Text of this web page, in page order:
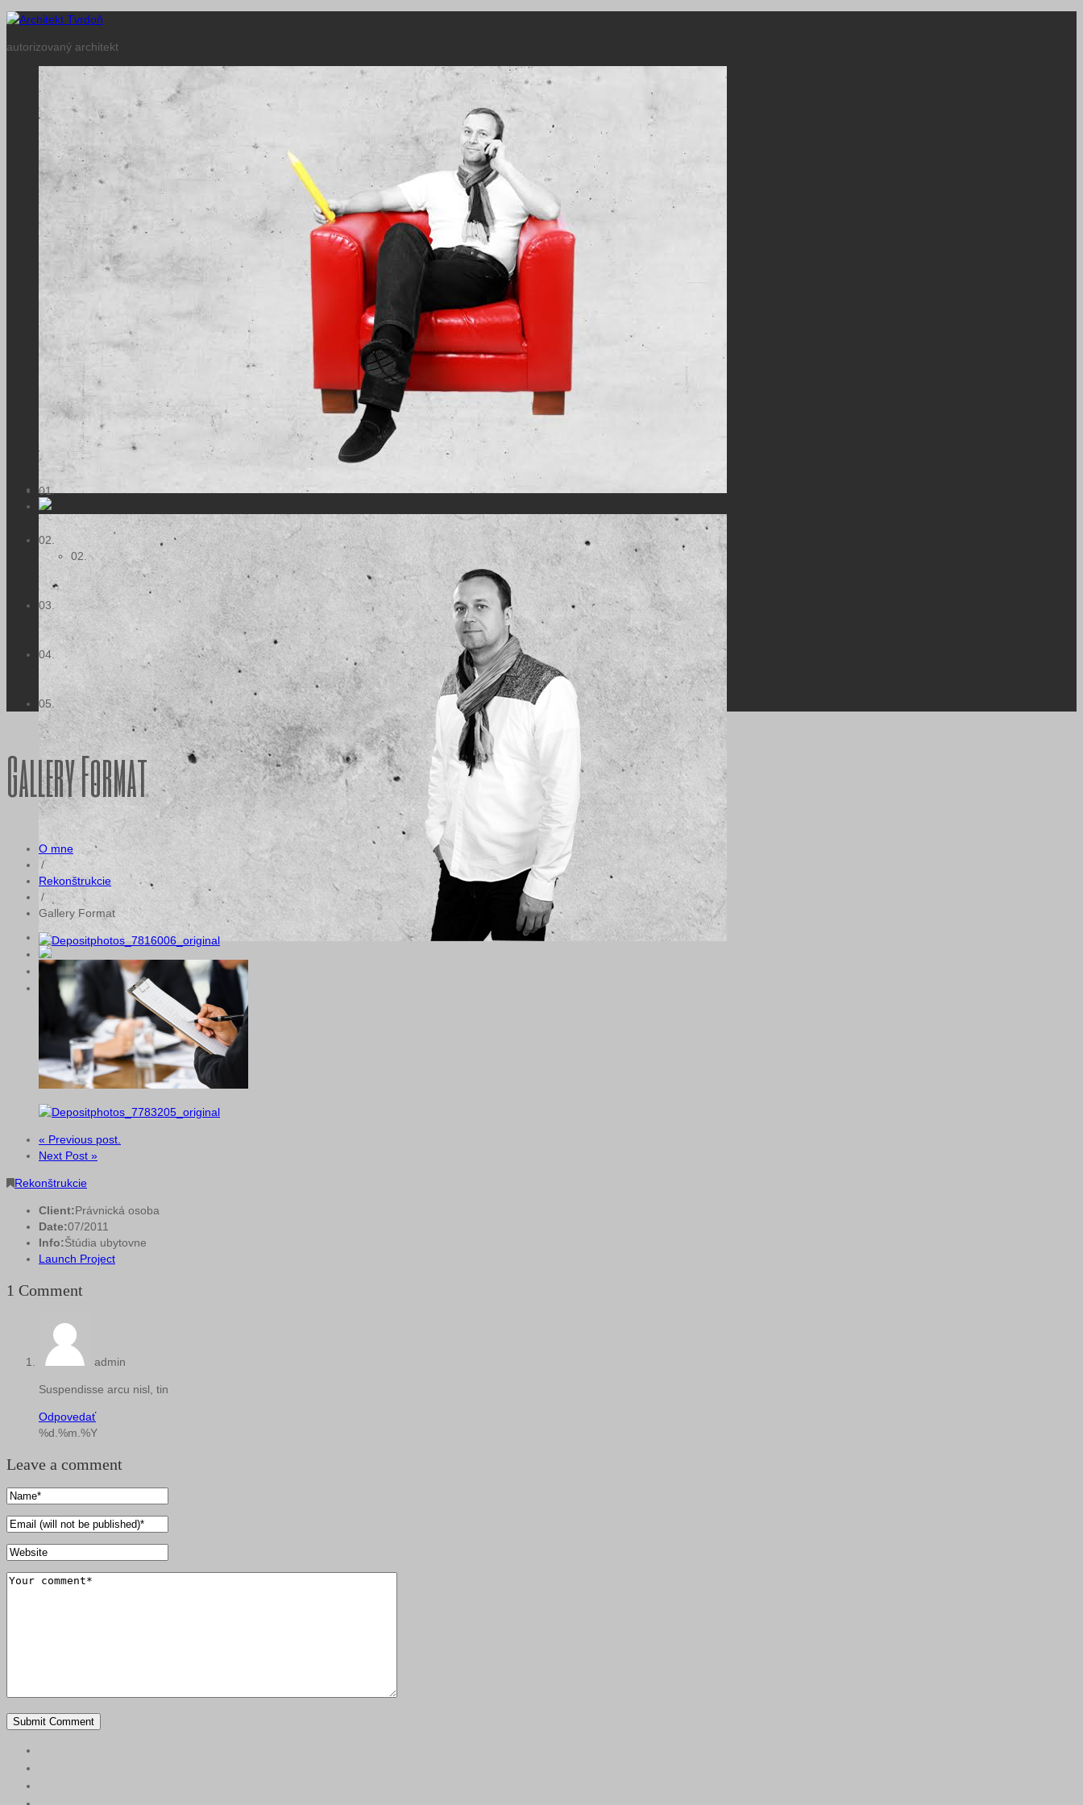
autorizovaný architekt
01.
02.
02.
03.
04.
05.
Gallery Format
O mne
/
Rekonštrukcie
/
Gallery Format
« Previous post.
Next Post »
Rekonštrukcie
Client:Právnická osoba
Date:07/2011
Info:Štúdia ubytovne
Launch Project
1 Comment
admin
Suspendisse arcu nisl, tin
Odpovedať
%d.%m.%Y
Leave a comment